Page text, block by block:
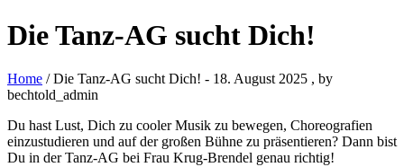
Die Tanz-AG sucht Dich!
Home / Die Tanz-AG sucht Dich! - 18. August 2025 , by
bechtold_admin
Du hast Lust, Dich zu cooler Musik zu bewegen, Choreografien
einzustudieren und auf der großen Bühne zu präsentieren? Dann bist
Du in der Tanz-AG bei Frau Krug-Brendel genau richtig!